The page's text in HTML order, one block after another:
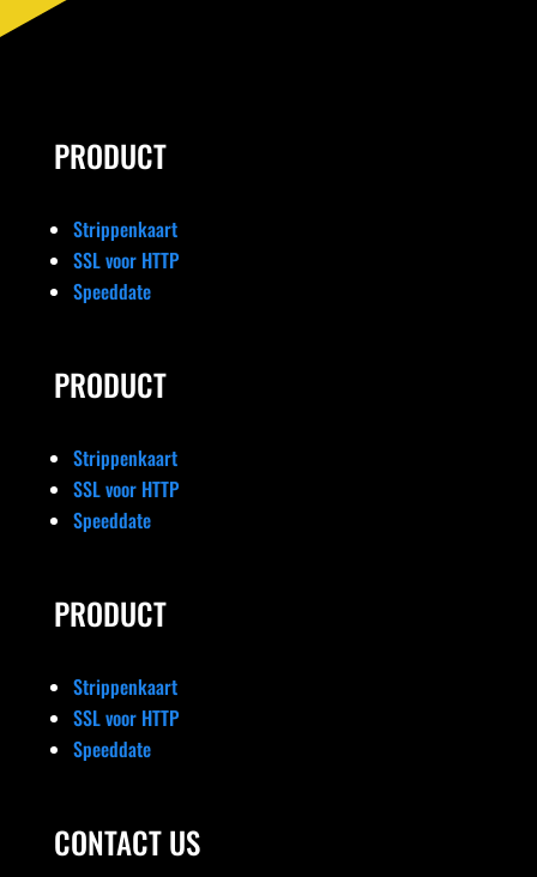
PRODUCT
Strippenkaart
SSL voor HTTP
Speeddate
PRODUCT
Strippenkaart
SSL voor HTTP
Speeddate
PRODUCT
Strippenkaart
SSL voor HTTP
Speeddate
CONTACT US